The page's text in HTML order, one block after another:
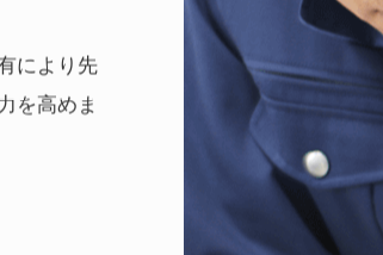
により先
を高めま